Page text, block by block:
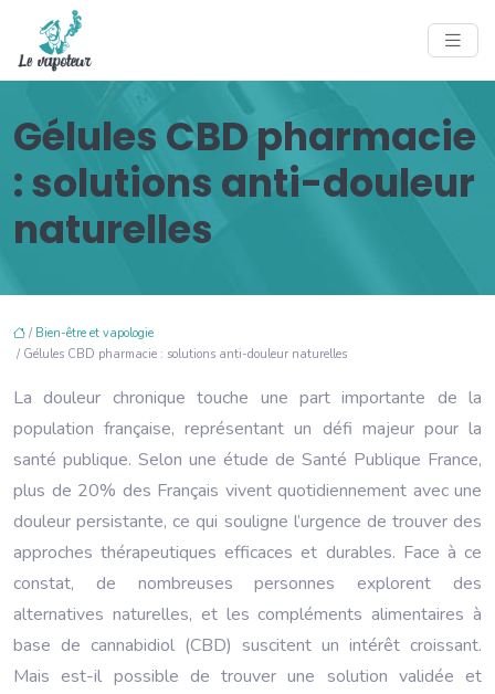
Gélules CBD pharmacie
: solutions anti-douleur
naturelles
/ Bien-être et vapologie
/ Gélules CBD pharmacie : solutions anti-douleur naturelles
La douleur chronique touche une part importante de la
population française, représentant un défi majeur pour la
santé publique. Selon une étude de Santé Publique France,
plus de 20% des Français vivent quotidiennement avec une
douleur persistante, ce qui souligne l’urgence de trouver des
approches thérapeutiques efficaces et durables. Face à ce
constat, de nombreuses personnes explorent des
alternatives naturelles, et les compléments alimentaires à
base de cannabidiol (CBD) suscitent un intérêt croissant.
Mais est-il possible de trouver une solution validée et